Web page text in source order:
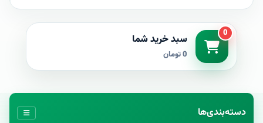
0 سبد خرید شما
0 تومان
دسته‌بندی‌ها